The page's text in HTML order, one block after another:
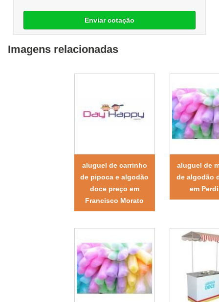
Enviar cotação
Imagens relacionadas
aluguel de carrinho
de pipoca e algodão
doce preço em
Francisco Morato
aluguel de
de algodão
em